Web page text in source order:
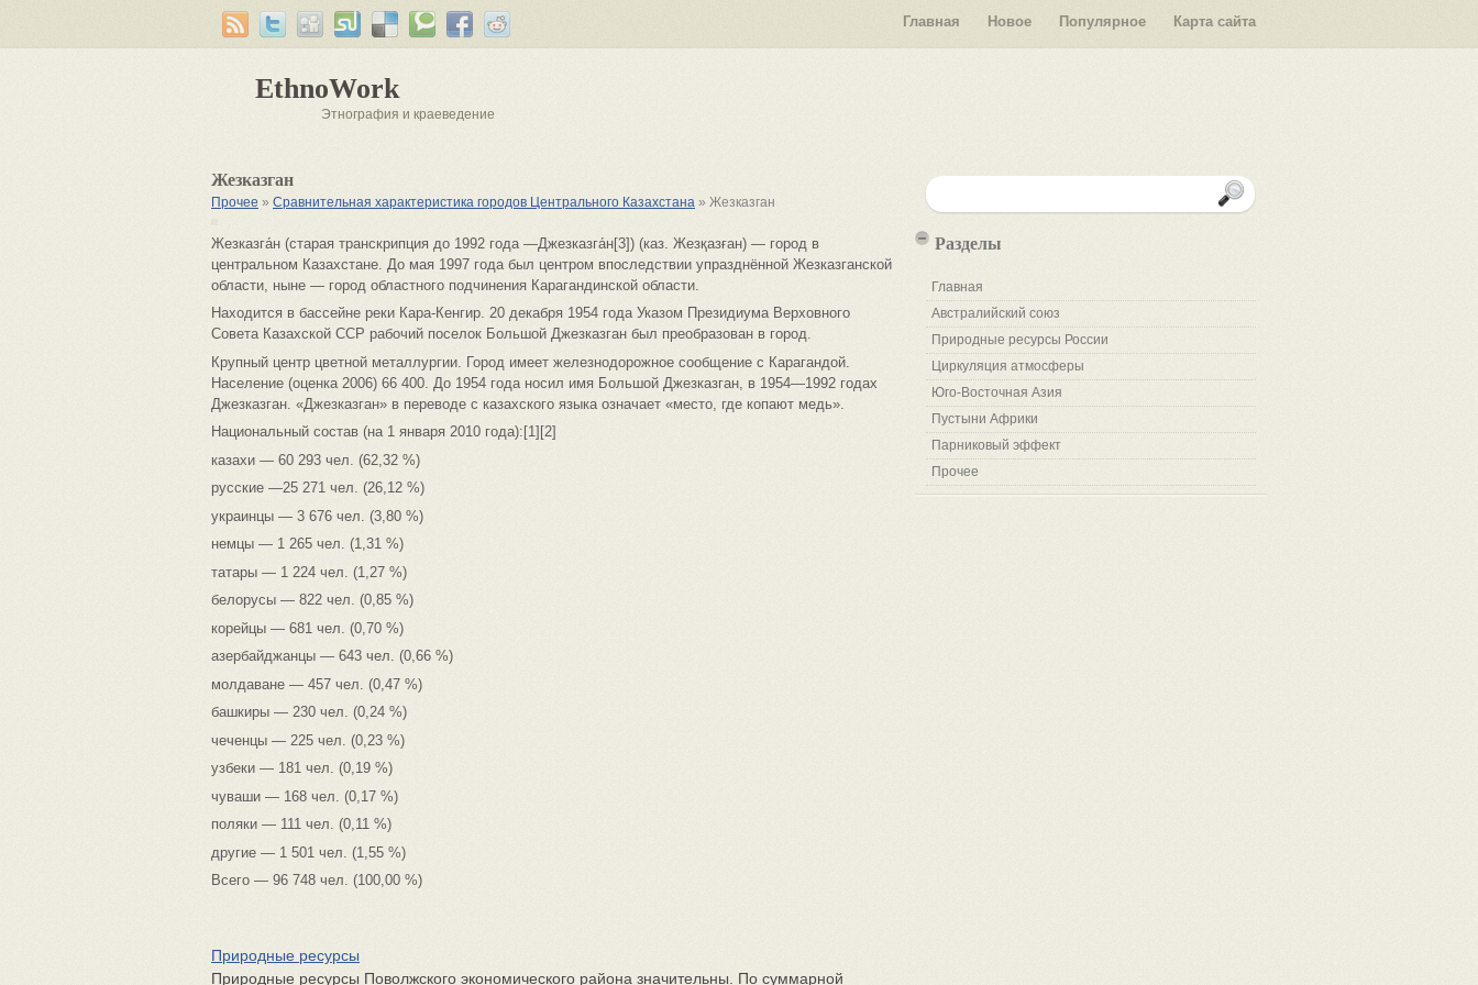
EthnoWork
Этнография и краеведение
Главная Новое Популярное Карта сайта
Жезказган
Прочее » Сравнительная характеристика городов Центрального Казахстана » Жезказган
Жезказга́н (старая транскрипция до 1992 года —Джезказга́н[3]) (каз. Жезқазған) — город в
центральном Казахстане. До мая 1997 года был центром впоследствии упразднённой Жезказганской
области, ныне — город областного подчинения Карагандинской области.
Находится в бассейне реки Кара-Кенгир. 20 декабря 1954 года Указом Президиума Верховного
Совета Казахской ССР рабочий поселок Большой Джезказган был преобразован в город.
Крупный центр цветной металлургии. Город имеет железнодорожное сообщение с Карагандой.
Население (оценка 2006) 66 400. До 1954 года носил имя Большой Джезказган, в 1954—1992 годах
Джезказган. «Джезказган» в переводе с казахского языка означает «место, где копают медь».
Национальный состав (на 1 января 2010 года):[1][2]
казахи — 60 293 чел. (62,32 %)
русские —25 271 чел. (26,12 %)
украинцы — 3 676 чел. (3,80 %)
немцы — 1 265 чел. (1,31 %)
татары — 1 224 чел. (1,27 %)
белорусы — 822 чел. (0,85 %)
корейцы — 681 чел. (0,70 %)
азербайджанцы — 643 чел. (0,66 %)
молдаване — 457 чел. (0,47 %)
башкиры — 230 чел. (0,24 %)
чеченцы — 225 чел. (0,23 %)
узбеки — 181 чел. (0,19 %)
чуваши — 168 чел. (0,17 %)
поляки — 111 чел. (0,11 %)
другие — 1 501 чел. (1,55 %)
Всего — 96 748 чел. (100,00 %)
Природные ресурсы
Природные ресурсы Поволжского экономического района значительны. По суммарной
Разделы
Главная
Австралийский союз
Природные ресурсы России
Циркуляция атмосферы
Юго-Восточная Азия
Пустыни Африки
Парниковый эффект
Прочее